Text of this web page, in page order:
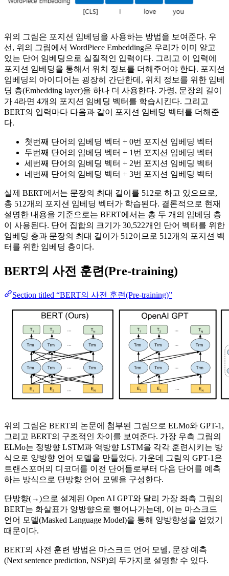
위의 그림은 포지션 임베딩을 사용하는 방법을 보여준다. 우
선, 위의 그림에서 WordPiece Embedding은 우리가 이미 알고
있는 단어 임베딩으로 실질적인 입력이다. 그리고 이 입력에
포지션 임베딩을 통해서 위치 정보를 더해주어야 한다. 포지션
임베딩의 아이디어는 굉장히 간단한데, 위치 정보를 위한 임베
딩 층(Embedding layer)을 하나 더 사용한다. 가령, 문장의 길이
가 4라면 4개의 포지션 임베딩 벡터를 학습시킨다. 그리고
BERT의 입력마다 다음과 같이 포지션 임베딩 벡터를 더해준
다.
첫번째 단어의 임베딩 벡터 + 0번 포지션 임베딩 벡터
두번째 단어의 임베딩 벡터 + 1번 포지션 임베딩 벡터
세번째 단어의 임베딩 벡터 + 2번 포지션 임베딩 벡터
네번째 단어의 임베딩 벡터 + 3번 포지션 임베딩 벡터
실제 BERT에서는 문장의 최대 길이를 512로 하고 있으므로,
총 512개의 포지션 임베딩 벡터가 학습된다. 결론적으로 현재
설명한 내용을 기준으로는 BERT에서는 총 두 개의 임베딩 층
이 사용된다. 단어 집합의 크기가 30,522개인 단어 벡터를 위한
임베딩 층과 문장의 최대 길이가 512이므로 512개의 포지션 벡
터를 위한 임베딩 층이다.
BERT의 사전 훈련(Pre-training)
Section titled “BERT의 사전 훈련(Pre-training)”
위의 그림은 BERT의 논문에 첨부된 그림으로 ELMo와 GPT-1,
그리고 BERT의 구조적인 차이를 보여준다. 가장 우측 그림의
ELMo는 정방향 LSTM과 역방향 LSTM을 각각 훈련시키는 방
식으로 양방향 언어 모델을 만들었다. 가운데 그림의 GPT-1은
트랜스포머의 디코더를 이전 단어들로부터 다음 단어를 예측
하는 방식으로 단방향 언어 모델을 구성한다.
단방향(→)으로 설계된 Open AI GPT와 달리 가장 좌측 그림의
BERT는 화살표가 양방향으로 뻗어나가는데, 이는 마스크드
언어 모델(Masked Language Model)을 통해 양방향성을 얻었기
때문이다.
BERT의 사전 훈련 방법은 마스크드 언어 모델, 문장 예측
(Next sentence prediction, NSP)의 두가지로 설명할 수 있다.